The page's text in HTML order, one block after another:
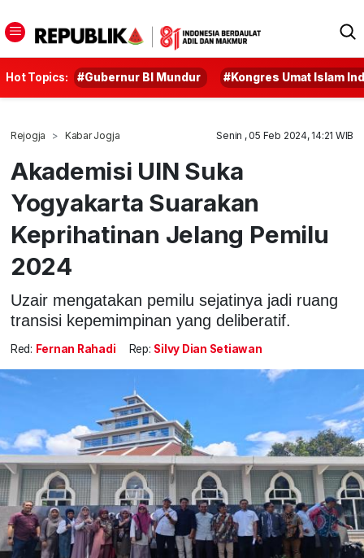
Hot Topics: #Gubernur BI Mundur #Kongres Umat Islam
Rejogja Kabar Jogja Senin , 05 Feb 2024, 14:21 WIB
Akademisi UIN Suka
Yogyakarta Suarakan
Keprihatinan Jelang Pemilu
2024
Uzair mengatakan pemilu sejatinya jadi ruang
transisi kepemimpinan yang deliberatif.
Red: Fernan Rahadi Rep: Silvy Dian Setiawan